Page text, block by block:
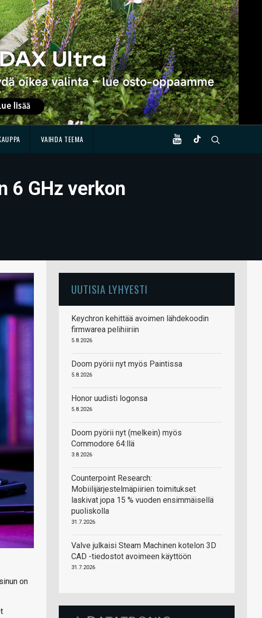
VAIHDA TEEMA
6 GHz verkon
on
UUTISIA LYHYESTI
Keychron kehittää avoimen lähdekoodin
firmwarea pelihiiriin
5.8.2026
Doom pyörii nyt myös Paintissa
5.8.2026
Honor uudisti logonsa
5.8.2026
Doom pyörii nyt (melkein) myös
Commodore 64:llä
3.8.2026
Counterpoint Research:
Mobiilijärjestelmäpiirien toimitukset
laskivat jopa 15 % vuoden ensimmäisellä
puoliskolla
31.7.2026
Valve julkaisi Steam Machinen kotelon 3D
CAD -tiedostot avoimeen käyttöön
31.7.2026